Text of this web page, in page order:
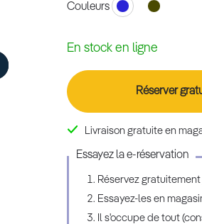
Couleurs
En stock en ligne
Réserver
Livraison gratuite en
Essayez la e-réservation
Réservez
Essayez-les en
Il s'occupe de tout